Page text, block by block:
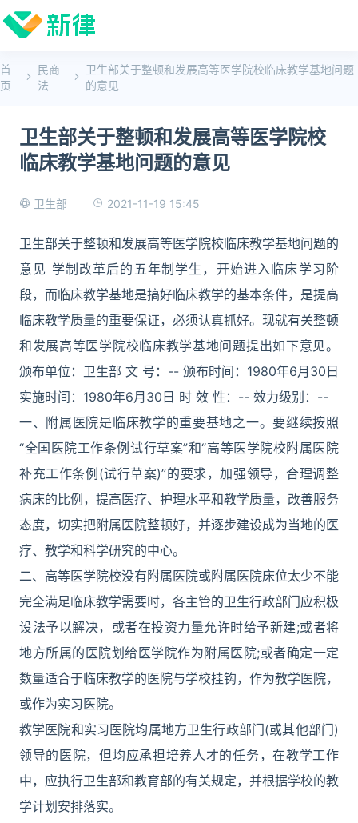
首
页
民商
法
卫生部关于整顿和发展高等医学院校临床教学基地问题
的意见
卫生部关于整顿和发展高等医学院校
临床教学基地问题的意见
卫生部 2021-11-19 15:45
卫生部关于整顿和发展高等医学院校临床教学基地问题的
意见 学制改革后的五年制学生，开始进入临床学习阶
段，而临床教学基地是搞好临床教学的基本条件，是提高
临床教学质量的重要保证，必须认真抓好。现就有关整顿
和发展高等医学院校临床教学基地问题提出如下意见。
颁布单位：卫生部 文 号：-- 颁布时间：1980年6月30日
实施时间：1980年6月30日 时 效 性：-- 效力级别：--
一、附属医院是临床教学的重要基地之一。要继续按照
“全国医院工作条例试行草案”和“高等医学院校附属医院
补充工作条例(试行草案)”的要求，加强领导，合理调整
病床的比例，提高医疗、护理水平和教学质量，改善服务
态度，切实把附属医院整顿好，并逐步建设成为当地的医
疗、教学和科学研究的中心。
二、高等医学院校没有附属医院或附属医院床位太少不能
完全满足临床教学需要时，各主管的卫生行政部门应积极
设法予以解决，或者在投资力量允许时给予新建;或者将
地方所属的医院划给医学院作为附属医院;或者确定一定
数量适合于临床教学的医院与学校挂钩，作为教学医院，
或作为实习医院。
教学医院和实习医院均属地方卫生行政部门(或其他部门)
领导的医院，但均应承担培养人才的任务，在教学工作
中，应执行卫生部和教育部的有关规定，并根据学校的教
学计划安排落实。